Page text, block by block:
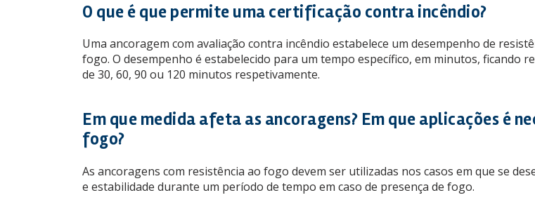
O que é que permite uma certificação contra incêndio?
Uma ancoragem com avaliação contra incêndio estabelece um desempenho de
fogo. O desempenho é estabelecido para um tempo específico, em minutos, ficando
de 30, 60, 90 ou 120 minutos respetivamente.
Em que medida afeta as ancoragens? Em que aplicações é
fogo?
As ancoragens com resistência ao fogo devem ser utilizadas nos casos em que se
e estabilidade durante um período de tempo em caso de presença de fogo.